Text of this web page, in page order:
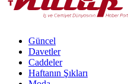
Güncel
Davetler
Caddeler
Haftanın Şıkları